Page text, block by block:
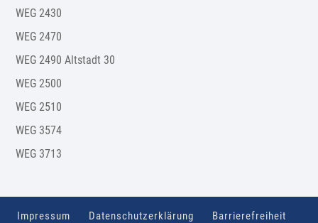
WEG 2430
WEG 2470
WEG 2490 Altstadt 30
WEG 2500
WEG 2510
WEG 3574
WEG 3713
Impressum Datenschutzerklärung Barrierefreiheit